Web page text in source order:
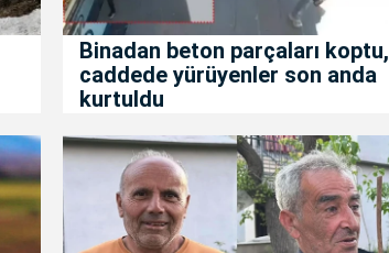
Binadan beton parçaları koptu,
caddede yürüyenler son anda
kurtuldu